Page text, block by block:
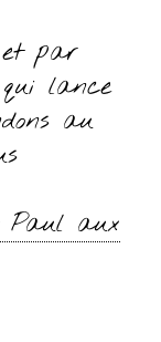
et par
lance
au
Paul aux